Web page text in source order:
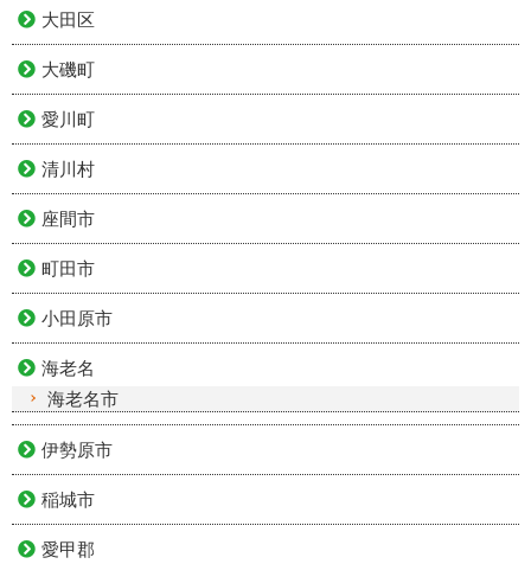
大田区
大磯町
愛川町
清川村
座間市
町田市
小田原市
海老名
海老名市
伊勢原市
稲城市
愛甲郡